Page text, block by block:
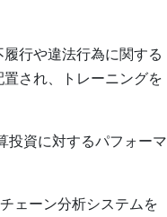
行や違法行為に関する
され、トレーニングを
投資に対するパフォーマ
ェーン分析システムを